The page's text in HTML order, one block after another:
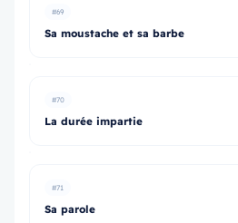
#69
Sa moustache et sa barbe
#70
La durée impartie
#71
Sa parole